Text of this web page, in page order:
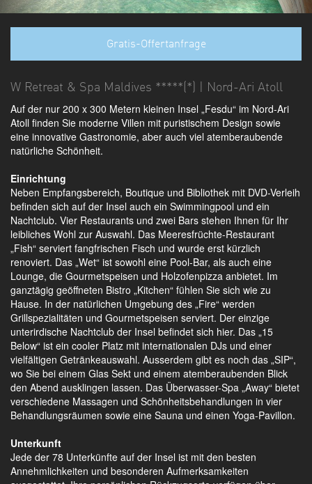
Gratis-Offertanfrage
W Retreat & Spa Maldives *****(*) | Nord-Ari Atoll
Auf der nur 200 x 300 Metern kleinen Insel „Fesdu“ im Nord-Ari
Atoll finden Sie moderne Villen mit puristischem Design sowie
eine innovative Gastronomie, aber auch viel atemberaubende
natürliche Schönheit.
Einrichtung
Neben Empfangsbereich, Boutique und Bibliothek mit DVD-Verleih
befinden sich auf der Insel auch ein Swimmingpool und ein
Nachtclub. Vier Restaurants und zwei Bars stehen Ihnen für Ihr
leibliches Wohl zur Auswahl. Das Meeresfrüchte-Restaurant
„Fish“ serviert fangfrischen Fisch und wurde erst kürzlich
renoviert. Das „Wet“ ist sowohl eine Pool-Bar, als auch eine
Lounge, die Gourmetspeisen und Holzofenpizza anbietet. Im
ganztägig geöffneten Bistro „Kitchen“ fühlen Sie sich wie zu
Hause. In der natürlichen Umgebung des „Fire“ werden
Grillspezialitäten und Gourmetspeisen serviert. Der einzige
unterirdische Nachtclub der Insel befindet sich hier. Das „15
Below“ ist ein cooler Platz mit internationalen DJs und einer
vielfältigen Getränkeauswahl. Ausserdem gibt es noch das „SIP“,
wo Sie bei einem Glas Sekt und einem atemberaubenden Blick
den Abend ausklingen lassen. Das Überwasser-Spa „Away“ bietet
verschiedene Massagen und Schönheitsbehandlungen in vier
Behandlungsräumen sowie eine Sauna und einen Yoga-Pavillon.
Unterkunft
Jede der 78 Unterkünfte auf der Insel ist mit den besten
Annehmlichkeiten und besonderen Aufmerksamkeiten